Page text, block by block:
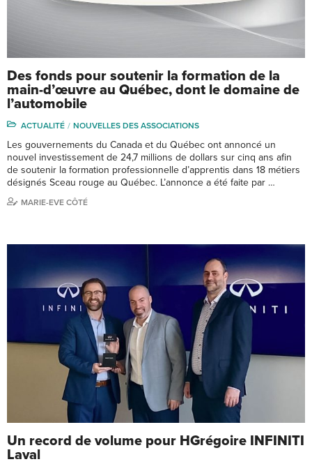
Des fonds pour soutenir la formation de la
main-d’œuvre au Québec, dont le domaine de
l’automobile
ACTUALITÉ NOUVELLES DES ASSOCIATIONS
Les gouvernements du Canada et du Québec ont annoncé un
nouvel investissement de 24,7 millions de dollars sur cinq ans afin
de soutenir la formation professionnelle d’apprentis dans 18 métiers
désignés Sceau rouge au Québec. L’annonce a été faite par …
MARIE-EVE CÔTÉ
Un record de volume pour HGrégoire INFINITI
Laval